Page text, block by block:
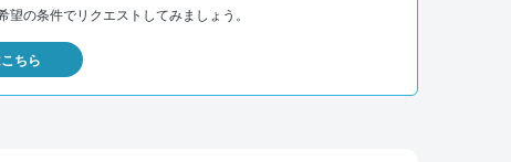
望の条件でリクエストしてみましょう。
ちら